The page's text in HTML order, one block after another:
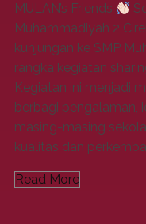
MULAN’s Friends
Muhammadiyah 2
kunjungan ke SMP
rangka kegiatan
Kegiatan ini menjadi
berbagi pengalaman,
masing-masing
kualitas dan
Read More